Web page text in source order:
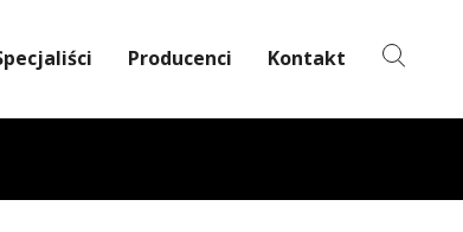
Producenci Kontakt